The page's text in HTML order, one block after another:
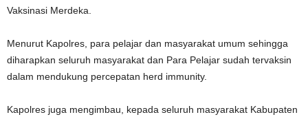
Vaksinasi Merdeka.
Menurut Kapolres, para pelajar dan masyarakat umum sehingga
diharapkan seluruh masyarakat dan Para Pelajar sudah tervaksin
dalam mendukung percepatan herd immunity.
Kapolres juga mengimbau, kepada seluruh masyarakat Kabupaten